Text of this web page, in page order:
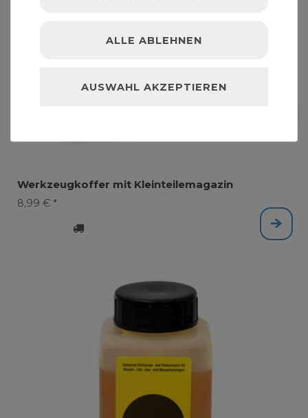
Werkzeugkoffer mit Kleinteilemagazin
8,99 € *
ALLE ABLEHNEN
AUSWAHL AKZEPTIEREN